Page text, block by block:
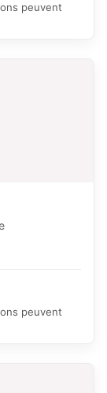
peuvent
peuvent